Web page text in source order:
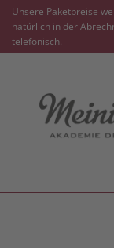
Unsere Paketpreise
natürlich in der
telefonisch.